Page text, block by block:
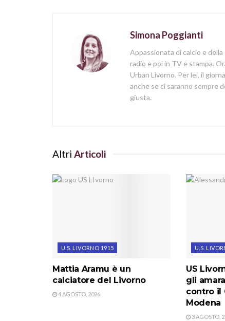
Simona Poggianti
Appassionata di calcio e
radio e poi in TV e stampa.
Urban Livorno. Per lei, il
anche se ci saranno sempre
giusta.
Altri Articoli
U.S. LIVORNO 1915
Mattia Aramu è un
calciatore del Livorno
4 AGOSTO, 2026
U.S.
US
gli
contro il
Modena
3 AGOSTO,